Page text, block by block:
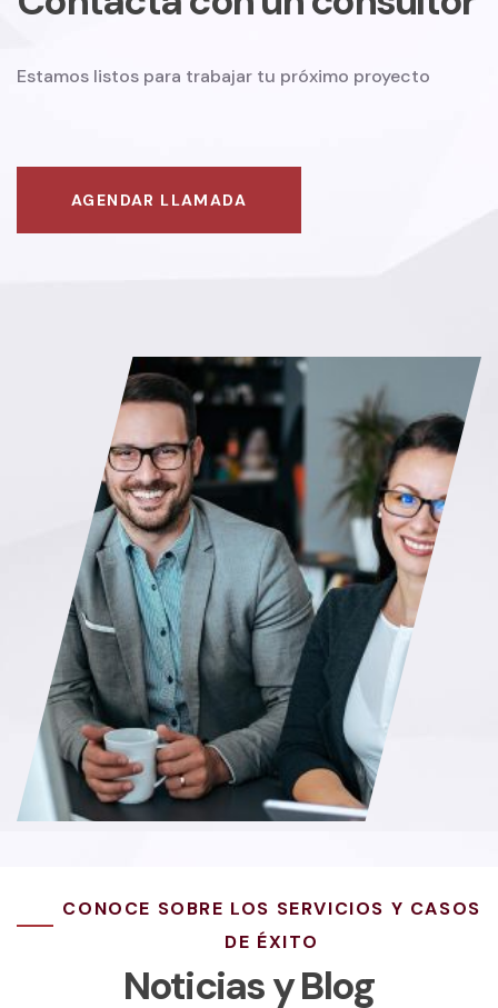
Estamos listos para trabajar tu próximo proyecto
AGENDAR LLAMADA
CONOCE SOBRE LOS SERVICIOS Y CASOS
DE ÉXITO
Noticias y Blog